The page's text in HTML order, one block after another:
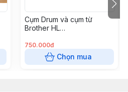
Cụm Drum và cụm từ
Brother HL
(DRB022/B027)
750.000đ
Chọn mua